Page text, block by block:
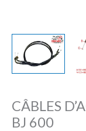
CÂBLES
BJ 600